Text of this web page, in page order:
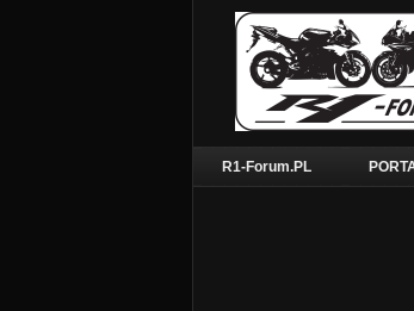
R1-Forum.PL